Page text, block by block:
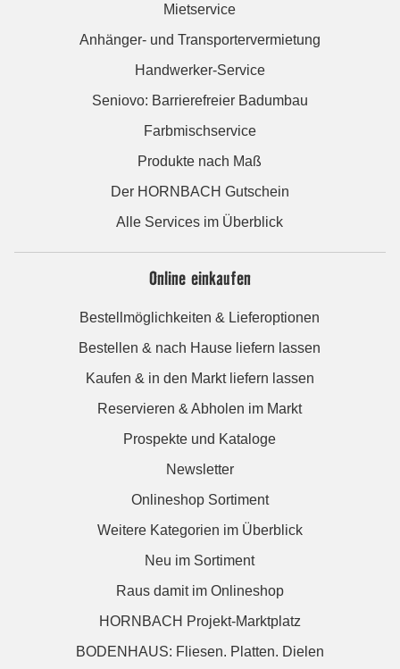
Mietservice
Anhänger- und Transportervermietung
Handwerker-Service
Seniovo: Barrierefreier Badumbau
Farbmischservice
Produkte nach Maß
Der HORNBACH Gutschein
Alle Services im Überblick
Online einkaufen
Bestellmöglichkeiten & Lieferoptionen
Bestellen & nach Hause liefern lassen
Kaufen & in den Markt liefern lassen
Reservieren & Abholen im Markt
Prospekte und Kataloge
Newsletter
Onlineshop Sortiment
Weitere Kategorien im Überblick
Neu im Sortiment
Raus damit im Onlineshop
HORNBACH Projekt-Marktplatz
BODENHAUS: Fliesen. Platten. Dielen